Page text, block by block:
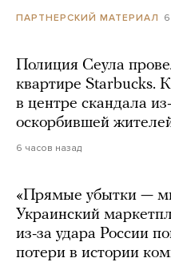
ПАРТНЕРСКИЙ МАТЕРИАЛ
Полиция Сеула
квартире Starbucks.
в центре скандала
оскорбившей
6 часов назад
«Прямые убытки —
Украинский
из-за удара России
потери в истории